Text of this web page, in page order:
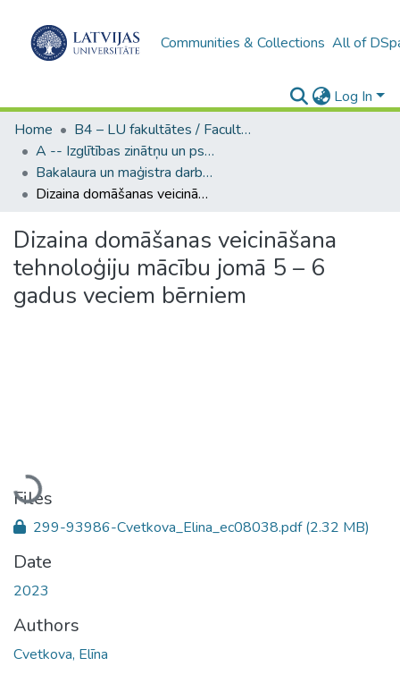
Communities & Collections All of
Log In
Home
B4 – LU fakultātes / Faculties of the UL
A -- Izglītības zinātņu un psiholoģijas fakultāte / Faculty of Education Sciences and Psychology
Bakalaura un maģistra darbi (PPMF) / Bachelor's and Master's theses
Dizaina domāšanas veicināšana tehnoloģiju mācību jomā 5 – 6 gadus veciem bērniem
Dizaina domāšanas veicināšana
tehnoloģiju mācību jomā 5 – 6
gadus veciem bērniem
Loading...
Files
299-93986-Cvetkova_Elina_ec08038.pdf(2.32 MB)
Date
2023
Authors
Cvetkova, Elīna